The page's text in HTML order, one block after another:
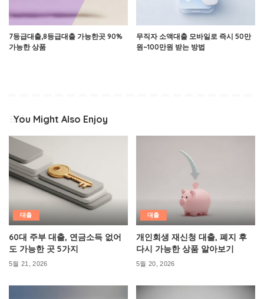
7등급대출,8등급대출 가능한곳 90%
가능한 상품
무직자 소액대출 모바일로 즉시 50만
원~100만원 받는 방법
You Might Also Enjoy
대출
60대 주부 대출, 연금소득 없어
도 가능한 곳 5가지
5월 21, 2026
대출
개인회생 재신청 대출, 폐지 후
다시 가능한 상품 알아보기
5월 20, 2026